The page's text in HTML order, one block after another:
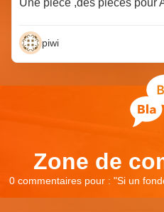
piwi
Zone de
0 commentaires pour : "Si un